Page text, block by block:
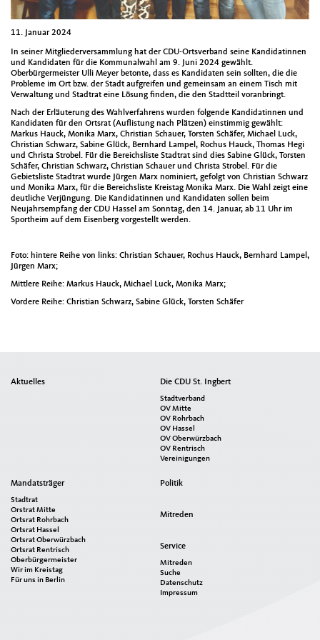
11. Januar 2024
In seiner Mitgliederversammlung hat der CDU-Ortsverband seine Kandidatinnen
und Kandidaten für die Kommunalwahl am 9. Juni 2024 gewählt.
Oberbürgermeister Ulli Meyer betonte, dass es Kandidaten sein sollten, die die
Probleme im Ort bzw. der Stadt aufgreifen und gemeinsam an einem Tisch mit
Verwaltung und Stadtrat eine Lösung finden, die den Stadtteil voranbringt.
Nach der Erläuterung des Wahlverfahrens wurden folgende Kandidatinnen und
Kandidaten für den Ortsrat (Auflistung nach Plätzen) einstimmig gewählt:
Markus Hauck, Monika Marx, Christian Schauer, Torsten Schäfer, Michael Luck,
Christian Schwarz, Sabine Glück, Bernhard Lampel, Rochus Hauck, Thomas Hegi
und Christa Strobel. Für die Bereichsliste Stadtrat sind dies Sabine Glück, Torsten
Schäfer, Christian Schwarz, Christian Schauer und Christa Strobel. Für die
Gebietsliste Stadtrat wurde Jürgen Marx nominiert, gefolgt von Christian Schwarz
und Monika Marx, für die Bereichsliste Kreistag Monika Marx. Die Wahl zeigt eine
deutliche Verjüngung. Die Kandidatinnen und Kandidaten sollen beim
Neujahrsempfang der CDU Hassel am Sonntag, den 14. Januar, ab 11 Uhr im
Sportheim auf dem Eisenberg vorgestellt werden.
Foto: hintere Reihe von links: Christian Schauer, Rochus Hauck, Bernhard Lampel,
Jürgen Marx;
Mittlere Reihe: Markus Hauck, Michael Luck, Monika Marx;
Vordere Reihe: Christian Schwarz, Sabine Glück, Torsten Schäfer
Seitenübersicht
Aktuelles Die CDU St. Ingbert
Stadtverband
OV Mitte
OV Rohrbach
OV Hassel
OV Oberwürzbach
OV Rentrisch
Vereinigungen
Mandatsträger
Stadtrat
Orstrat Mitte
Ortsrat Rohrbach
Ortsrat Hassel
Ortsrat Oberwürzbach
Ortsrat Rentrisch
Oberbürgermeister
Wir im Kreistag
Für uns in Berlin
Politik
Mitreden
Service
Mitreden
Suche
Datenschutz
Impressum